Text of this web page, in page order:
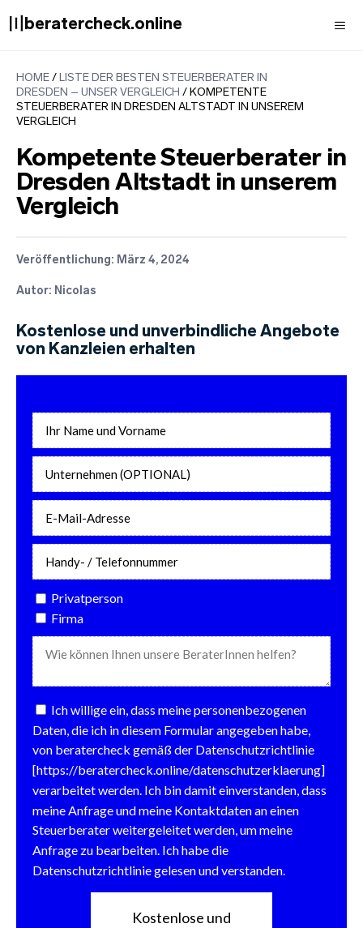
Inhalt〣beratercheck.online
HOME / LISTE DER BESTEN STEUERBERATER IN
DRESDEN – UNSER VERGLEICH / KOMPETENTE
STEUERBERATER IN DRESDEN ALTSTADT IN UNSEREM
VERGLEICH
Kompetente Steuerberater in
Dresden Altstadt in unserem
Vergleich
Veröffentlichung: März 4, 2024
Autor: Nicolas
Kostenlose und unverbindliche Angebote
von Kanzleien erhalten